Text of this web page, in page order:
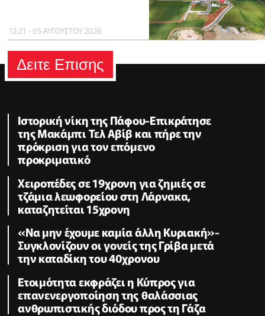
12:21 - 05 ΑΥΓΟΥΣΤΟΥ 2026
Δειτε Επισης
Ιστορική νίκη της Πάφου-Επικράτησε
της Μακάμπι Τελ Αβίβ και πήρε την
πρόκριση για τον επόμενο
προκριματικό
Χειροπέδες σε 19χρονη για ζημιές σε
τζάμια λεωφορείου στη Λάρνακα,
καταζητείται 15χρονη
«Να μην έχουμε καμία άλλη Κυριακή»-
Συγκλονίζουν οι γονείς της Γρίβα μετά
την καταδίκη του 40χρονου
Ετοιμότητα εκφράζει η Κύπρος για
επανενεργοποίηση της θαλάσσιας
ανθρωπιστικής διόδου προς τη Γάζα